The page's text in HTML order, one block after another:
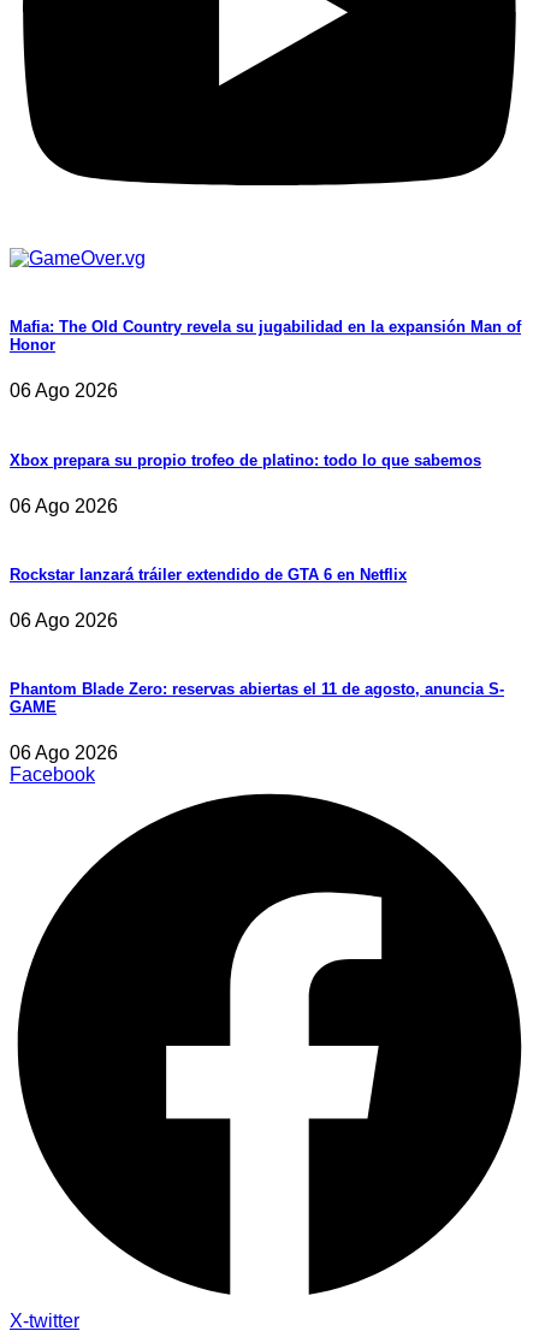
Mafia: The Old Country revela su jugabilidad en la expansión Man of
Honor
06 Ago 2026
Xbox prepara su propio trofeo de platino: todo lo que sabemos
06 Ago 2026
Rockstar lanzará tráiler extendido de GTA 6 en Netflix
06 Ago 2026
Phantom Blade Zero: reservas abiertas el 11 de agosto, anuncia S-
GAME
06 Ago 2026
Facebook
X-twitter